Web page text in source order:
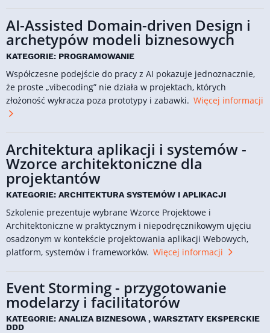
AI-Assisted Domain-driven Design i
archetypów modeli biznesowych
KATEGORIE: PROGRAMOWANIE
Współczesne podejście do pracy z AI pokazuje jednoznacznie,
że proste „vibecoding” nie działa w projektach, których
złożoność wykracza poza prototypy i zabawki. Więcej informacji
Architektura aplikacji i systemów -
Wzorce architektoniczne dla
projektantów
KATEGORIE: ARCHITEKTURA SYSTEMÓW I APLIKACJI
Szkolenie prezentuje wybrane Wzorce Projektowe i
Architektoniczne w praktycznym i niepodręcznikowym ujęciu
osadzonym w kontekście projektowania aplikacji Webowych,
platform, systemów i frameworków. Więcej informacji
Event Storming - przygotowanie
modelarzy i facilitatorów
KATEGORIE: ANALIZA BIZNESOWA , WARSZTATY EKSPERCKIE
DDD